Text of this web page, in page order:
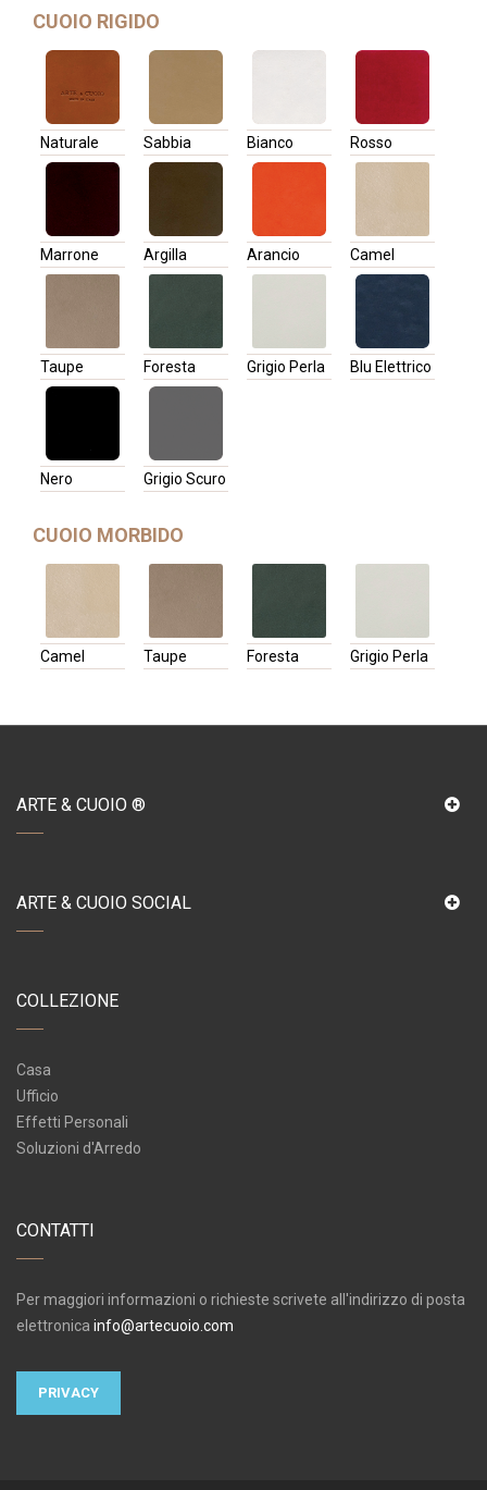
CUOIO RIGIDO
Naturale Sabbia Bianco Rosso
Marrone Argilla Arancio Camel
Taupe Foresta Grigio Perla Blu Elettrico
Nero Grigio Scuro
CUOIO MORBIDO
Camel Taupe Foresta Grigio Perla
ARTE & CUOIO ®
ARTE & CUOIO SOCIAL
COLLEZIONE
Casa
Ufficio
Effetti Personali
Soluzioni d'Arredo
CONTATTI
Per maggiori informazioni o richieste scrivete all'indirizzo di posta
elettronica info@artecuoio.com
PRIVACY